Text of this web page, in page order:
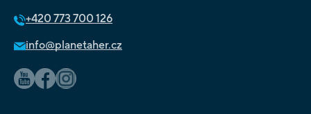
+420 773 700 126
info@planetaher.cz